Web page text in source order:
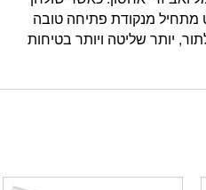
מתחיל מנקודת פתיחה טובה
יותר שליטה ויותר בטיחות